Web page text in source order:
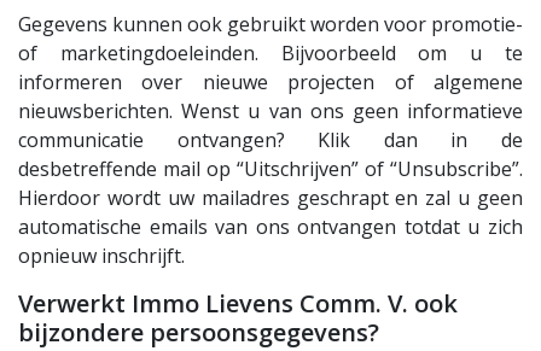
Gegevens kunnen ook gebruikt worden voor promotie-
of marketingdoeleinden. Bijvoorbeeld om u te
informeren over nieuwe projecten of algemene
nieuwsberichten. Wenst u van ons geen informatieve
communicatie ontvangen? Klik dan in de
desbetreffende mail op “Uitschrijven” of “Unsubscribe”.
Hierdoor wordt uw mailadres geschrapt en zal u geen
automatische emails van ons ontvangen totdat u zich
opnieuw inschrijft.
Verwerkt Immo Lievens Comm. V. ook
bijzondere persoonsgegevens?